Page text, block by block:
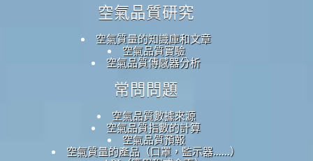
空氣品質研究
空氣質量的知識庫和文章
空氣品質實驗
空氣品質傳感器分析
常問問題
空氣品質數據來源
空氣品質指數的計算
空氣品質預報
空氣質量的產品（口罩，監示器......）